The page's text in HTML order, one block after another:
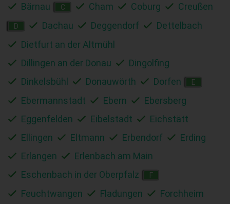
Bärnau
C Cham Coburg Creußen
D Dachau Deggendorf
Dettelbach
Dietfurt an der Altmühl
Dillingen an der Donau
Dingolfing
Dinkelsbühl
Donauwörth Dorfen E
Ebermannstadt Ebern
Ebersberg
Eggenfelden
Eibelstadt
Eichstätt
Ellingen
Eltmann Erbendorf
Erding
Erlangen
Erlenbach am Main
Eschenbach in der Oberpfalz
F
Feuchtwangen Fladungen
Forchheim